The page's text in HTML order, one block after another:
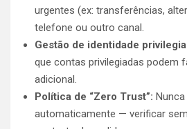
urgentes (ex: transferências,
telefone ou outro canal.
Gestão de identidade
que contas privilegiadas podem
adicional.
Política de “Zero Trust”:
automaticamente — verificar